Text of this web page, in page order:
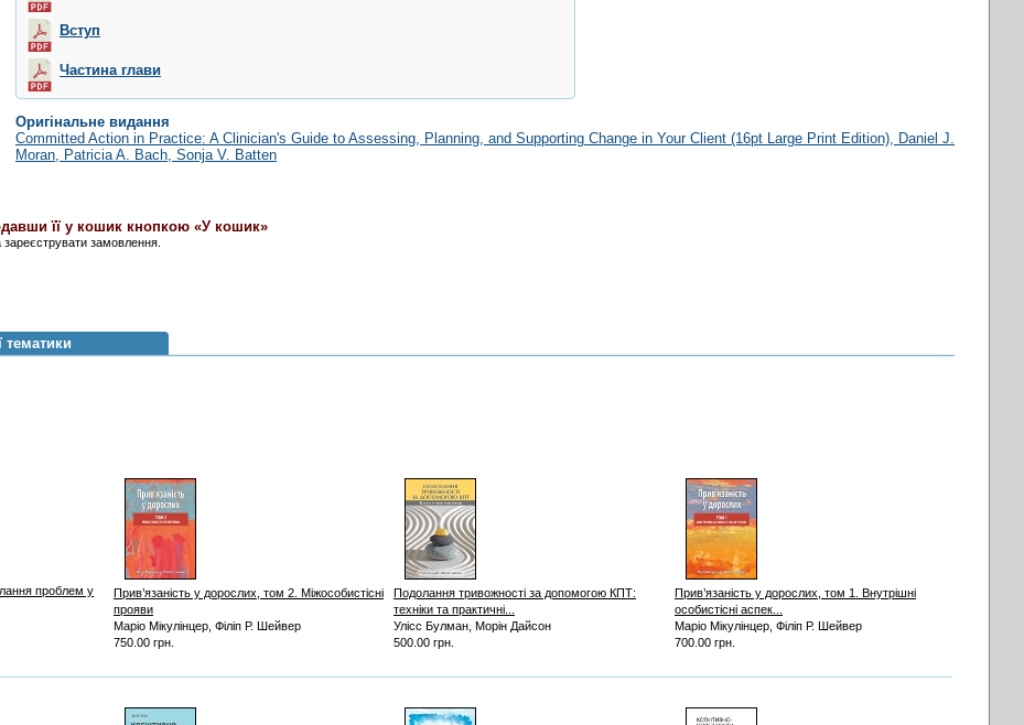
Вступ
Частина глави
Оригінальне видання
Committed Action in Practice: A Clinician's Guide to Assessing, Planning, and Supporting Change in Your Client (16pt Large Print Edition), Daniel J.
Moran, Patricia A. Bach, Sonja V. Batten
її у кошик кнопкою «У кошик»
замовлення.
тематики
проблем у
Прив’язаність у дорослих, том 2. Міжособистісні
прояви
Маріо Мікулінцер, Філіп Р. Шейвер
750.00 грн.
Подолання тривожності за допомогою КПТ:
техніки та практичні...
Улісс Булман, Морін Дайсон
500.00 грн.
Прив’язаність у дорослих, том 1. Внутрішні
особистісні аспек...
Маріо Мікулінцер, Філіп Р. Шейвер
700.00 грн.